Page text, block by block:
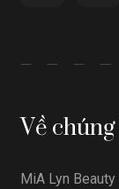
Về
MiA Lyn